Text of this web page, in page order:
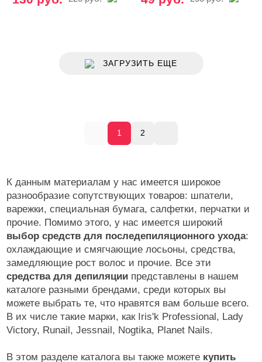
ЗАГРУЗИТЬ ЕЩЕ
1 2
К данным материалам у нас имеется широкое
разнообразие сопутствующих товаров: шпатели,
варежки, специальная бумага, салфетки, перчатки и
прочие. Помимо этого, у нас имеется широкий
выбор средств для последепиляционного ухода:
охлаждающие и смягчающие лосьоны, средства,
замедляющие рост волос и прочие. Все эти
средства для депиляции представлены в нашем
каталоге разными брендами, среди которых вы
можете выбрать те, что нравятся вам больше всего.
В их числе такие марки, как Iris'k Professional, Lady
Victory, Runail, Jessnail, Nogtika, Planet Nails.
В этом разделе каталога вы также можете купить